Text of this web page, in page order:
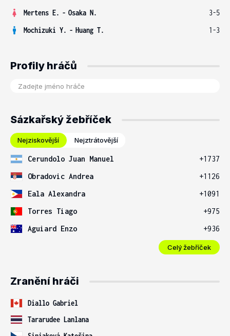
Mertens E. - Osaka N.
3-5
Mochizuki Y. - Huang T. 1-3
Profily hráčů
Sázkařský žebříček
Nejziskovější Nejztrátovější
Cerundolo Juan Manuel
+1737
Obradovic Andrea
+1126
Eala Alexandra
+1091
Torres Tiago
+975
Aguiard Enzo
+936
Celý žebříček
Zranění hráči
Diallo Gabriel
Tararudee Lanlana